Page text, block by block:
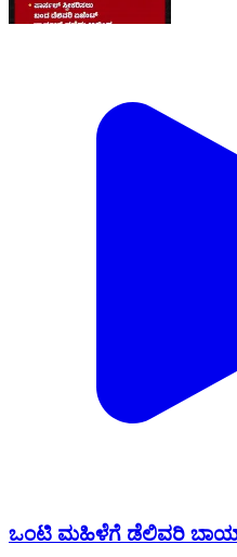
ಒಂಟಿ ಮಹಿಳೆಗೆ ಡೆಲಿವರಿ